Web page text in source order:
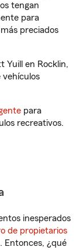
tengan
para
preciados
Yuill en Rocklin,
vehículos
para
recreativos.
inesperados
de propietarios
Entonces, ¿qué